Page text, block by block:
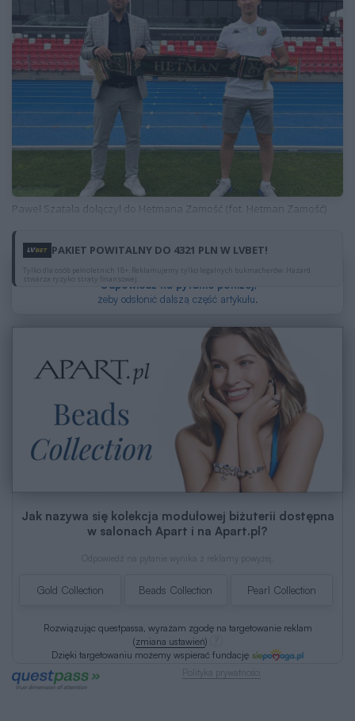
Paweł Szatała dołączył do Hetmana Zamość (fot. Hetman Zamość)
PAKIET POWITALNY DO 4321 PLN W LVBET!
Tylko dla osób pełnoletnich 18+. Reklamujemy tylko legalnych bukmacherów. Hazard
stwarza ryzyko straty finansowej.
Dzięki reklamom możesz czytać za darmo.
Odpowiedz na pytanie poniżej,
żeby odsłonić dalszą część artykułu.
Jak nazywa się kolekcja modułowej biżuterii dostępna
w salonach Apart i na Apart.pl?
Odpowiedź na pytanie wynika z reklamy powyżej.
Gold Collection Beads Collection Pearl Collection
Rozwiązując questpassa, wyrażam zgodę na targetowanie reklam
(zmiana ustawień)
Dzięki targetowaniu możemy wspierać fundację
Polityka prywatności